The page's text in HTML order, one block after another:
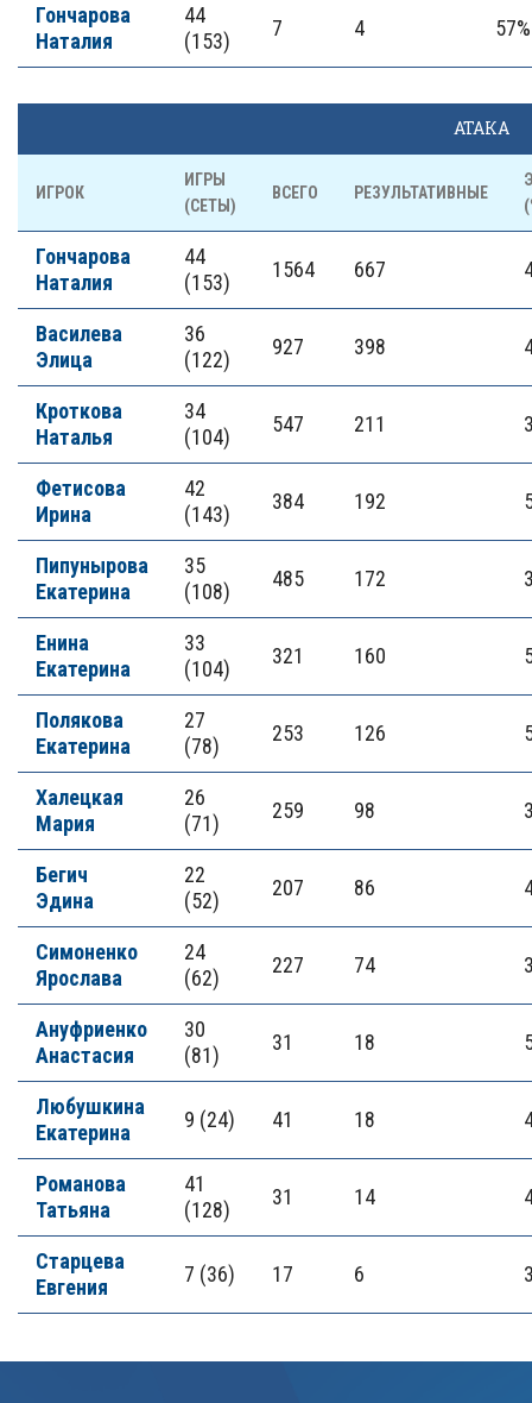
Гончарова
Наталия
44
(153)
7 4 57%
АТАКА
ИГРОК
ИГРЫ
(СЕТЫ)
ВСЕГО РЕЗУЛЬТАТИВНЫЕ
Гончарова
Наталия
44
(153)
1564 667
Василева
Элица
36
(122)
927 398
Кроткова
Наталья
34
(104)
547 211
Фетисова
Ирина
42
(143)
384 192
Пипунырова
Екатерина
35
(108)
485 172
Енина
Екатерина
33
(104)
321 160
Полякова
Екатерина
27
(78)
253 126
Халецкая
Мария
26
(71)
259 98
Бегич
Эдина
22
(52)
207 86
Симоненко
Ярослава
24
(62)
227 74
Ануфриенко
Анастасия
30
(81)
31 18
Любушкина
Екатерина
9 (24) 41 18
Романова
Татьяна
41
(128)
31 14
Старцева
Евгения
7 (36) 17 6